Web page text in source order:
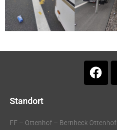
Standort
FF – Ottenhof – Bernheck Ottenhof